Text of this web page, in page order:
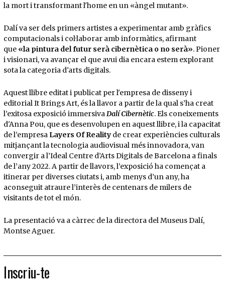
la mort i transformant l'home en un «àngel mutant».
Dalí va ser dels primers artistes a experimentar amb gràfics
computacionals i col·laborar amb informàtics, afirmant
que «la pintura del futur serà cibernètica o no serà». Pioner
i visionari, va avançar el que avui dia encara estem explorant
sota la categoria d'arts digitals.
Aquest llibre editat i publicat per l'empresa de disseny i
editorial It Brings Art, és la llavor a partir de la qual s’ha creat
l’exitosa exposició immersivaDalíCibernètic. Els coneixements
d'Anna Pou, que es desenvolupen en aquest llibre, i la capacitat
de l’empresa Layers Of Reality de crear experiències culturals
mitjançant la tecnologia audiovisual més innovadora, van
convergir a l’Ideal Centre d’Arts Digitals de Barcelona a finals
de l’any 2022. A partir de llavors, l’exposició ha començat a
itinerar per diverses ciutats i, amb menys d’un any, ha
aconseguit atraure l’interès de centenars de milers de
visitants de tot el món.
La presentació va a càrrec de la directora del Museus Dalí,
Montse Aguer.
Inscriu-te